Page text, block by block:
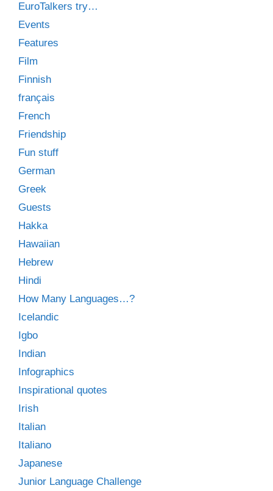
EuroTalkers try…
Events
Features
Film
Finnish
français
French
Friendship
Fun stuff
German
Greek
Guests
Hakka
Hawaiian
Hebrew
Hindi
How Many Languages…?
Icelandic
Igbo
Indian
Infographics
Inspirational quotes
Irish
Italian
Italiano
Japanese
Junior Language Challenge